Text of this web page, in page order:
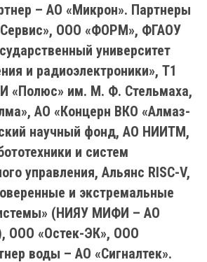
– АО «Микрон». Партнеры
ООО «ФОРМ», ФГАОУ
университет
и радиоэлектроники», Т1
«Полюс» им. М. Ф. Стельмаха,
АО «Концерн ВКО «Алмаз-
научный фонд, АО НИИТМ,
и систем
управления, Альянс RISC-V,
и экстремальные
(НИЯУ МИФИ – АО
ООО «Остек-ЭК», ООО
воды – АО «Сигналтек».